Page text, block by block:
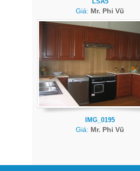
Giá: Mr. Phi Vũ
IMG_0195
Giá: Mr. Phi Vũ